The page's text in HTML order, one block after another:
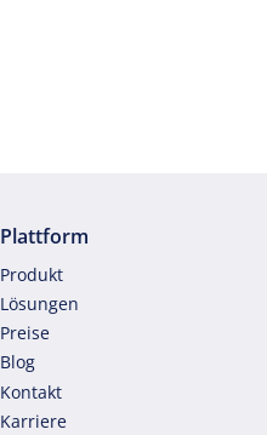
Plattform
Produkt
Lösungen
Preise
Blog
Kontakt
Karriere